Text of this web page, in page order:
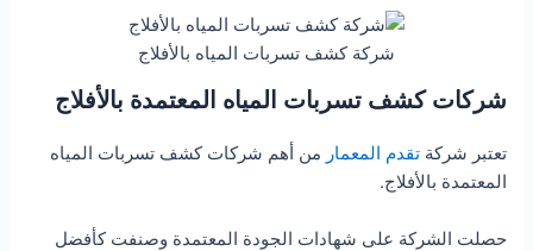
شركة كشف تسربات المياه بالأفلاج
شركات كشف تسربات المياه المعتمدة بالأفلاج
تعتبر شركةتقدم المعمار من أهم شركات كشف تسربات المياه
المعتمدة بالأفلاج.
حصلت الشركة على شهادات الجودة المعتمدة وصنفت كأفضل